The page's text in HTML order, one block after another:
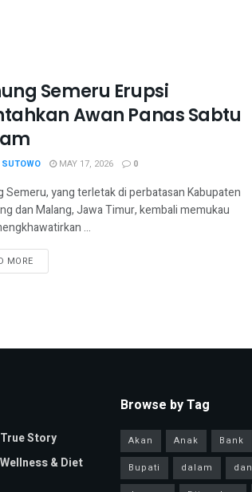
Semeru Erupsi
Awan Panas Sabtu
MAY 17, 2026 0
Semeru, yang terletak di perbatasan Kabupaten
dan Malang, Jawa Timur, kembali memukau
...
MORE
True Story
Wellness & Diet
Browse by Tag
Akan Anak Bank
Bupati
dalam dan